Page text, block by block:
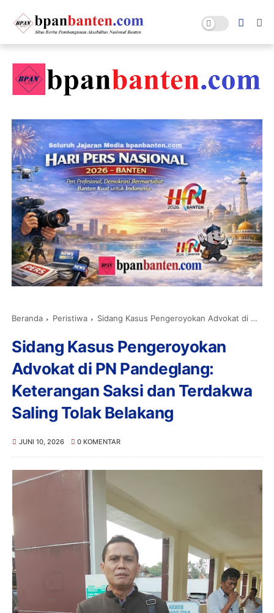
Beranda Peristiwa Sidang Kasus Pengeroyokan Advokat di PN Pandeglang: Keterangan Saksi dan Terdakwa Saling Tolak Belakang
Sidang Kasus Pengeroyokan
Advokat di PN Pandeglang:
Keterangan Saksi dan Terdakwa
Saling Tolak Belakang
JUNI 10, 2026 0 KOMENTAR